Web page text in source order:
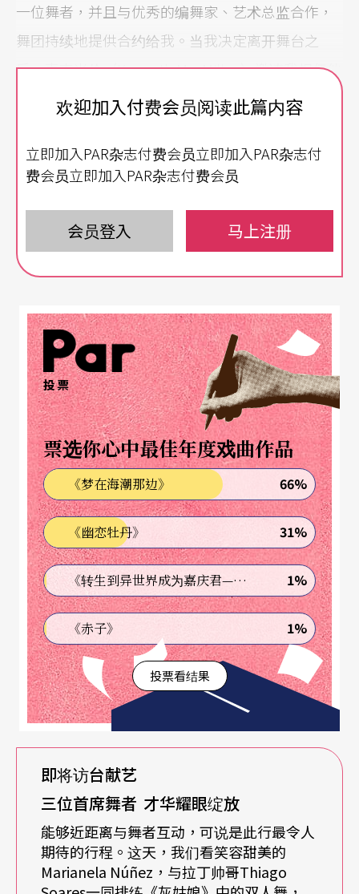
一位舞者，并且与优秀的编舞家、艺术总监合作，
舞团持续地提供合约给我。当我决定离开舞台之
后，麦克米伦（Kenneth MacMillan）邀请我担任他
的助理，这也是我留在舞团工作的契机。
：可否请您谈谈最初成为舞者及进入皇家芭蕾舞
学校的经过？
A
力。但是你必须找到对的时间、在对的地方。
我生在南非，四岁开始跳舞，当我十四岁回到英国
时，不晓得可以在哪里发展我的事业。事实上，我
第一次报考皇家芭蕾舞学校时并未成功，等了几个
月，又试了一次，第二次才非常幸运地考上了。我
猜想，可能是因为第一次我并没有跳得很好，或是
第二次的考官换人了。如果当时我没重考，我的人
生会有很大的不同。
身为总监，我常常为舞团探索、发掘新事物，同时
也为舞者的人生负责。有时舞者走进办公室，问
我：「我可以跳这个角色吗？」我没答应，另一位
舞者问我，我说可以；这对我来说是很大的权力，
不过这并不是我最享受的部分。最让我兴奋的是：
我给予某个人机会，看著这个机会被充分利用，当
试。你没办法要求他们做他们真的做不到的事情。
有时看到年轻舞者相当努力，却被其他人抢去机
会，落后的人却常有更高的才能。我们常从皇家芭
蕾舞学校挑选舞者，从他们十岁、十一岁的时候就
欢迎加入付费会员阅读此篇内容
立即加入PAR杂志付费会员立即加入PAR杂志付
费会员立即加入PAR杂志付费会员
会员登入 马上注册
投票
票选你心中最佳年度戏曲作品
《梦在海潮那边》 66%
《幽恋牡丹》 31%
《转生到异世界成为嘉庆君—发现我的祖先是诈骗集团!?》 1%
《赤子》 1%
投票看结果
即将访台献艺
三位首席舞者 才华耀眼绽放
能够近距离与舞者互动，可说是此行最令人
期待的行程。这天，我们看笑容甜美的
Marianela Núñez，与拉丁帅哥Thiago